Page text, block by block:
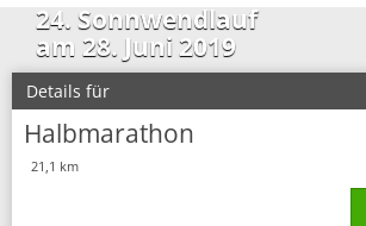
24. Sonnwendlauf
am 28. Juni 2019
Details für
Halbmarathon
21,1 km